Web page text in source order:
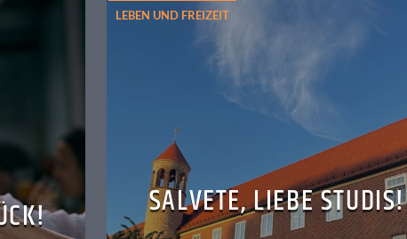
LEBEN UND FREIZEIT
SALVETE, LIEBE STUDIS!